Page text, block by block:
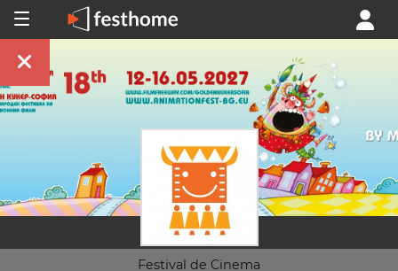
Festival de Cinema